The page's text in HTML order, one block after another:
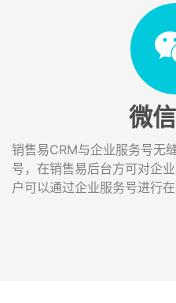
微
销售易CRM与企业服务号无
号，在销售易后台方可对企
户可以通过企业服务号进行